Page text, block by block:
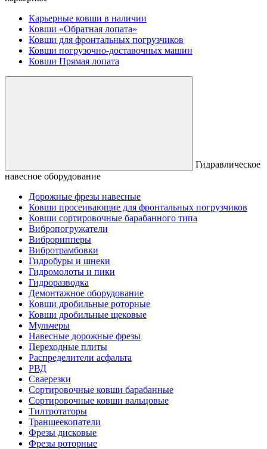
Карьерные ковши в наличии
Ковши «Обратная лопата»
Ковши для фронтальных погрузчиков
Ковши погрузочно-доставочных машин
Ковши Прямая лопата
Гидравлическое
навесное оборудование
Дорожные фрезы навесные
Ковши просеивающие для фронтальных погрузчиков
Ковши сортировочные барабанного типа
Вибропогружатели
Виброрипперы
Вибротрамбовки
Гидробуры и шнеки
Гидромолоты и пики
Гидроразводка
Демонтажное оборудование
Ковши дробильные роторные
Ковши дробильные щековые
Мульчеры
Навесные дорожные фрезы
Переходные плиты
Распределители асфальта
РВД
Сваерезки
Сортировочные ковши барабанные
Сортировочные ковши вальцовые
Тилтротаторы
Траншеекопатели
Фрезы дисковые
Фрезы роторные